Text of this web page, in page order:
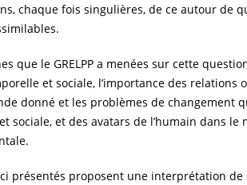
chaque fois singulières, de ce autour de
que le GRELPP a menées sur cette
et sociale, l’importance des
donné et les problèmes de changement
sociale, et des avatars de l’humain dans
présentés proposent une interprétation